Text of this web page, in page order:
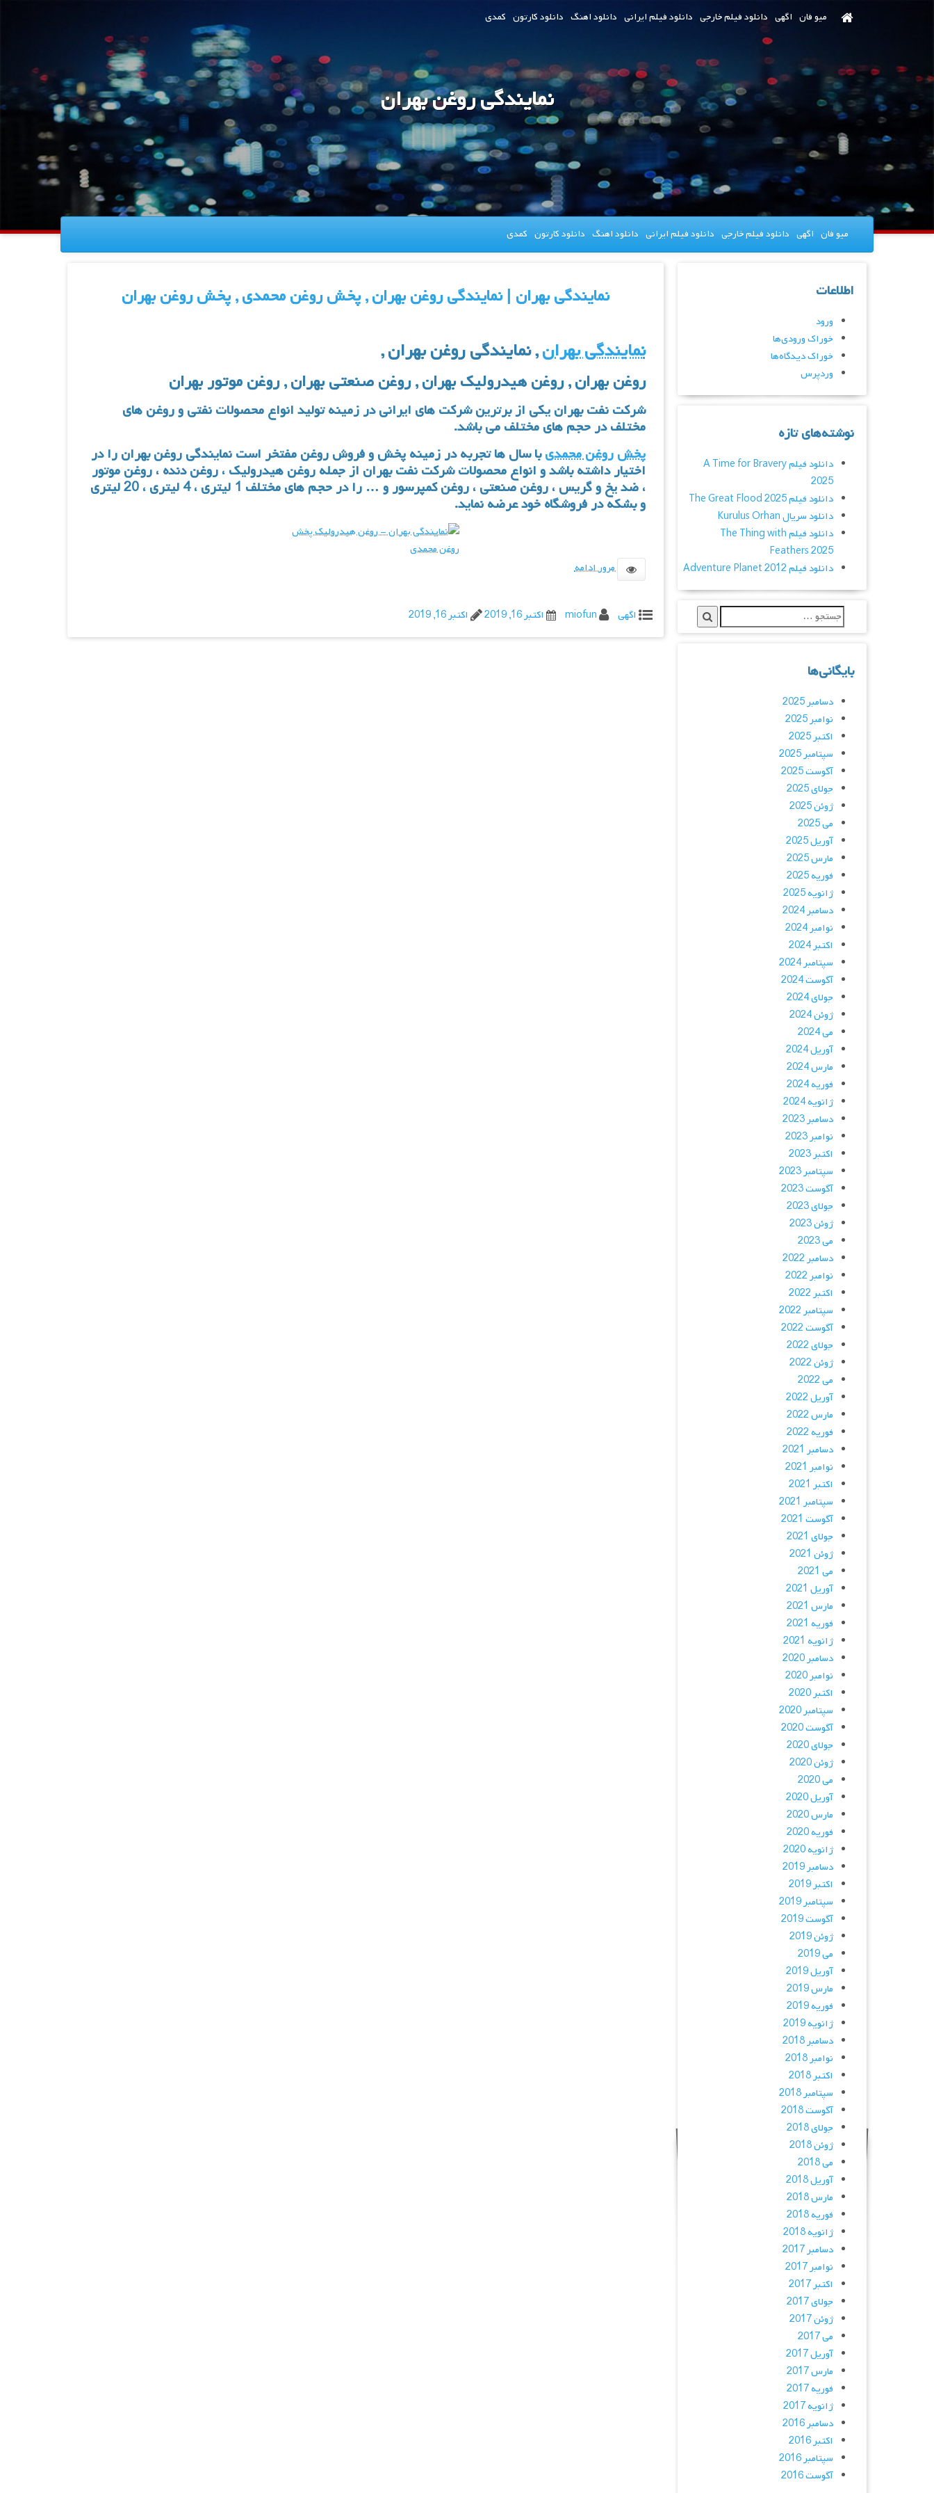
میو فان اگهی دانلود فیلم خارجی دانلود فیلم ایرانی دانلود اهنگ دانلود کارتون کمدی
نمایندگی روغن بهران
میو فان اگهی دانلود فیلم خارجی دانلود فیلم ایرانی دانلود اهنگ دانلود کارتون کمدی
نمایندگی بهران | نمایندگی روغن بهران , پخش روغن محمدی , پخش روغن بهران
نمایندگی بهران, نمایندگی روغن بهران ,
روغن بهران , روغن هیدرولیک بهران , روغن صنعتی بهران , روغن موتور بهران
شرکت نفت بهران یکی از برترین شرکت های ایرانی در زمینه تولید انواع محصولات نفتی و روغن های
مختلف در حجم های مختلف می باشد.
پخش روغن محمدیبا سال ها تجربه در زمینه پخش وفروش روغن مفتخر است نمایندگی روغن بهران را در
اختیار داشته باشد و انواع محصولاتشرکت نفت بهران از جملهروغن هیدرولیک ،روغن دنده ،روغن موتور
،ضد یخ وگریس ،روغن صنعتی ،روغن کمپرسور
و … را در حجم های مختلف 1 لیتری ، 4 لیتری ، 20 لیتری
و بشکه در فروشگاه خود عرضه نماید.
مرور ادامه
اگهی miofun اکتبر 16, 2019 اکتبر 16, 2019
اطلاعات
ورود
خوراک ورودی‌ها
خوراک دیدگاه‌ها
وردپرس
نوشته‌های تازه
دانلود فیلم A Time for Bravery
2025
دانلود فیلم The Great Flood 2025
دانلود سریال Kurulus Orhan
دانلود فیلم The Thing with
Feathers 2025
دانلود فیلم Adventure Planet 2012
بایگانی‌ها
دسامبر 2025
نوامبر 2025
اکتبر 2025
سپتامبر 2025
آگوست 2025
جولای 2025
ژوئن 2025
می 2025
آوریل 2025
مارس 2025
فوریه 2025
ژانویه 2025
دسامبر 2024
نوامبر 2024
اکتبر 2024
سپتامبر 2024
آگوست 2024
جولای 2024
ژوئن 2024
می 2024
آوریل 2024
مارس 2024
فوریه 2024
ژانویه 2024
دسامبر 2023
نوامبر 2023
اکتبر 2023
سپتامبر 2023
آگوست 2023
جولای 2023
ژوئن 2023
می 2023
دسامبر 2022
نوامبر 2022
اکتبر 2022
سپتامبر 2022
آگوست 2022
جولای 2022
ژوئن 2022
می 2022
آوریل 2022
مارس 2022
فوریه 2022
دسامبر 2021
نوامبر 2021
اکتبر 2021
سپتامبر 2021
آگوست 2021
جولای 2021
ژوئن 2021
می 2021
آوریل 2021
مارس 2021
فوریه 2021
ژانویه 2021
دسامبر 2020
نوامبر 2020
اکتبر 2020
سپتامبر 2020
آگوست 2020
جولای 2020
ژوئن 2020
می 2020
آوریل 2020
مارس 2020
فوریه 2020
ژانویه 2020
دسامبر 2019
اکتبر 2019
سپتامبر 2019
آگوست 2019
ژوئن 2019
می 2019
آوریل 2019
مارس 2019
فوریه 2019
ژانویه 2019
دسامبر 2018
نوامبر 2018
اکتبر 2018
سپتامبر 2018
آگوست 2018
جولای 2018
ژوئن 2018
می 2018
آوریل 2018
مارس 2018
فوریه 2018
ژانویه 2018
دسامبر 2017
نوامبر 2017
اکتبر 2017
جولای 2017
ژوئن 2017
می 2017
آوریل 2017
مارس 2017
فوریه 2017
ژانویه 2017
دسامبر 2016
اکتبر 2016
سپتامبر 2016
آگوست 2016